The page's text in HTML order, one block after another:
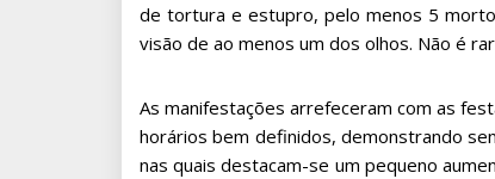
de tortura e estupro, pelo menos 5
visão de ao menos um dos olhos. Não é
As manifestações arrefeceram com as
horários bem definidos, demonstrando
nas quais destacam-se um pequeno